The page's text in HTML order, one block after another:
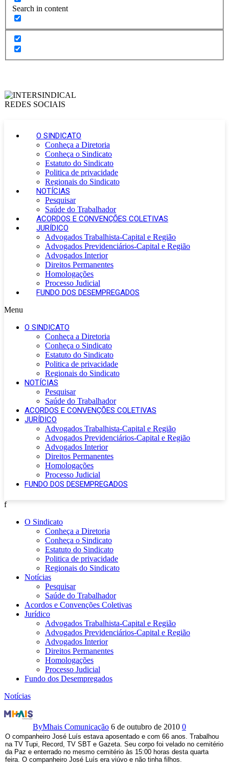
Search in content
O SINDICATO
Conheça a Diretoria
Conheça o Sindicato
Estatuto do Sindicato
Politica de privacidade
Regionais do Sindicato
NOTÍCIAS
Pesquisar
Saúde do Trabalhador
ACORDOS E CONVENÇÕES COLETIVAS
JURÍDICO
Advogados Trabalhista-Capital e Região
Advogados Previdenciários-Capital e Região
Advogados Interior
Direitos Permanentes
Homologações
Processo Judicial
FUNDO DOS DESEMPREGADOS
Menu
O SINDICATO
Conheça a Diretoria
Conheça o Sindicato
Estatuto do Sindicato
Politica de privacidade
Regionais do Sindicato
NOTÍCIAS
Pesquisar
Saúde do Trabalhador
ACORDOS E CONVENÇÕES COLETIVAS
JURÍDICO
Advogados Trabalhista-Capital e Região
Advogados Previdenciários-Capital e Região
Advogados Interior
Direitos Permanentes
Homologações
Processo Judicial
FUNDO DOS DESEMPREGADOS
f
O Sindicato
Conheça a Diretoria
Conheça o Sindicato
Estatuto do Sindicato
Politica de privacidade
Regionais do Sindicato
Notícias
Pesquisar
Saúde do Trabalhador
Acordos e Convenções Coletivas
Jurídico
Advogados Trabalhista-Capital e Região
Advogados Previdenciários-Capital e Região
Advogados Interior
Direitos Permanentes
Homologações
Processo Judicial
Fundo dos Desempregados
Notícias
Nota
falecimento
ByMhais Comunicação 6 de outubro de 2010 0
O companheiro José Luís estava aposentado e com 66 anos. Trabalhou
na TV Tupi, Record, TV SBT e Gazeta. Seu corpo foi velado no cemitério
da Paz e enterrado no mesmo cemitério às 15:00 horas desta quarta
feira. O companheiro José Luís era viúvo e não tinha filhos.